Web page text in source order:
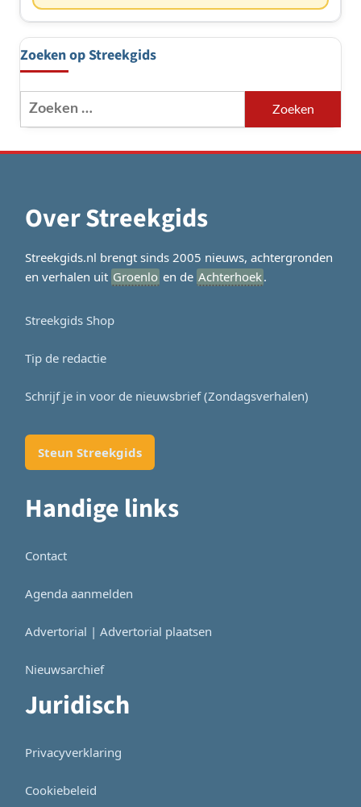
Zoeken op Streekgids
Zoeken
naar:
Over Streekgids
Streekgids.nl brengt sinds 2005 nieuws, achtergronden
en verhalen uit Groenlo en de Achterhoek.
Streekgids Shop
Tip de redactie
Schrijf je in voor de nieuwsbrief (Zondagsverhalen)
Steun Streekgids
Handige links
Contact
Agenda aanmelden
Advertorial | Advertorial plaatsen
Nieuwsarchief
Juridisch
Privacyverklaring
Cookiebeleid